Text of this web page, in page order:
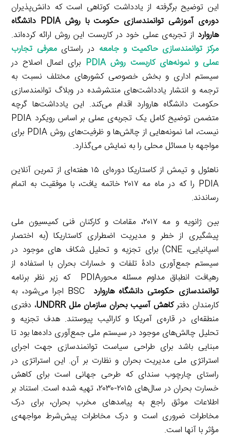
این توضیح برگرفته از یادداشت کوتاهی است که دانش‌پذیران
دوره‌ی آموزشی توانمندسازی حکومت با روش PDIA دانشگاه
هاروارد از تجربه‌ی عملی خود در کاربست این روش ارائه کرده‌اند.
مرکز توانمندسازی حاکمیت و جامعه در راستایمعرفی تجارب
عملی و نمونه‌های کاربست روش PDIA
برای اعمال اصلاح در
سیستم اداری و بخش خصوصی کشورهای مختلف نسبت به
ترجمه و انتشار یادداشت‌های منتشرشده در وبلاگ توانمندسازی
حکومت دانشگاه هاروارد اقدام می‌کند. این یادداشت‌ها گرچه
متضمن توضیح کامل یک تجربه‌ی عملی بر اساس رویکرد PDIA
نیست، اما نمونه‌هایی از چالش‌ها و ظرفیت‌های روش PDIA برای
مواجهه با مسائل محلی را به نمایش می‌گذارد.
ناهئول و تیمش از کاستاریکا دوره‌‌ای ۱۵ هفته‌ای از تمرین آنلاین
PDIA را که در ماه مه ۲۰۱۷ خاتمه یافت، با موفقیت به اتمام
رساندند.
بین ژانویه و مه ۲۰۱۷، مقامات و کارکنان فنی کمیسیون ملی
پیشگیری از خطر و مدیریت اضطراری کاستاریکا (به اختصار
اسپانیایی، CNE) برای تجزیه و تحلیل شکاف های موجود در
سیستم جمع‌آوری دادۀ تلفات و خسارات بحران با استفاده از
رهیافت انطباق مداوم مسئله محورPDIA که زیر نظر برنامه
توانمندسازی حکومتی دانشگاه هاروارد
BSC اجرا می‌شود، به
کارمندان دفترکاهش آسیب بحران سازمان ملل UNDRR
، دفتری
منطقه‌ای در قاره‌ی آمریکا و کارائیب پیوستند. هدف تجزیه و
تحلیل چالش‌ها‌ی موجود در سیستم ملی جمع‌آوری داده‌ها بود تا
مبنایی باشد برای طراحی سیاست توانمند‌سازی جهت اجرای
استراتژی ملی مدیریت بحران و نظارت بر آن. این استراتژی در
راستای چارچوب سندای که طرحی جهانی است برای کاهش
خسارت بحران در سال‌های ۲۰۱۵-۲۰۳۰، تهیه شده است. استناد بر
اطلاعات موثق راجع به پیامدهای مخرب بحران، برای درک
مخاطرات ضروری است و درک مخاطرات پیش‌شرط مواجهه‌ی
مؤثر با آنها است.